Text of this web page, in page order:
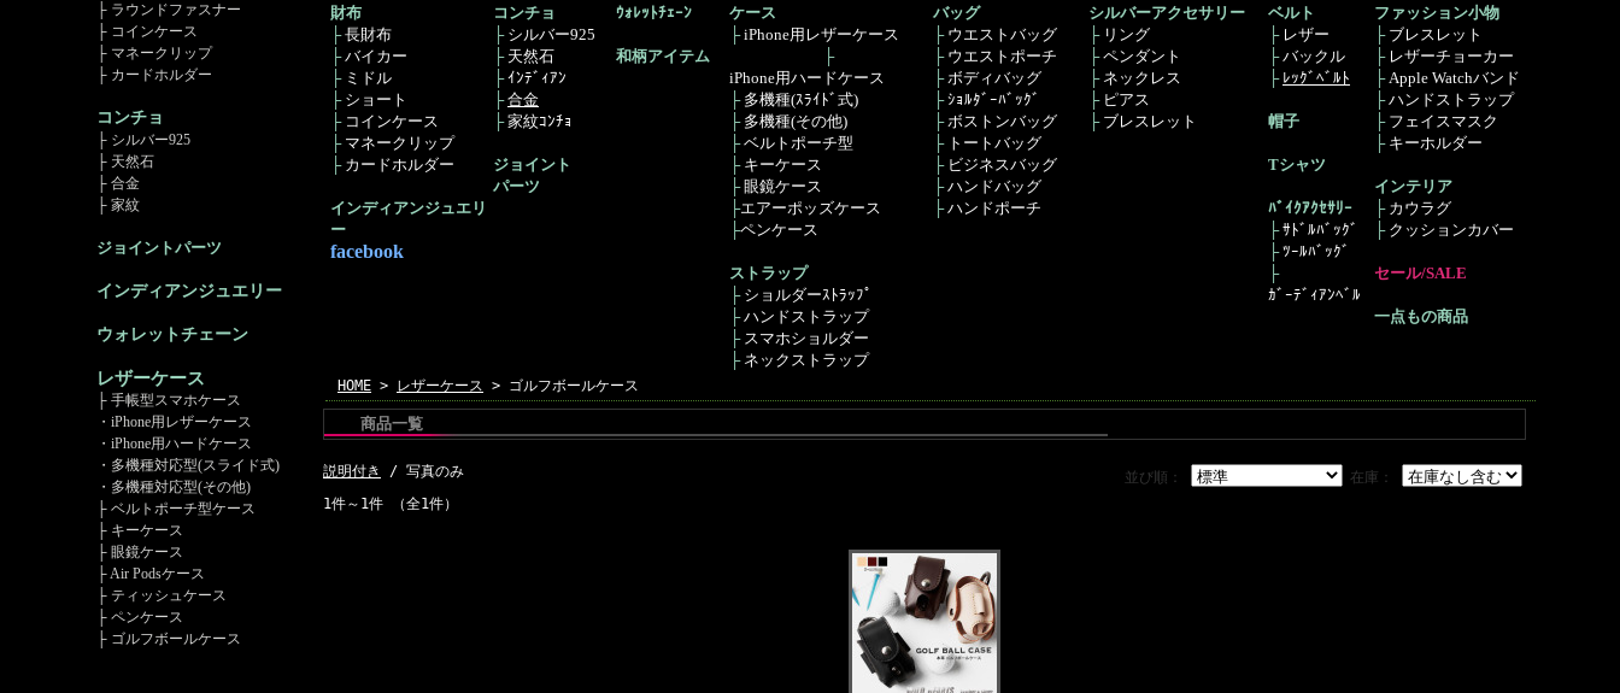
├ ラウンドファスナー
├ コインケース
├ マネークリップ
├ カードホルダー
コンチョ
├ シルバー925
├ 天然石
├ 合金
├ 家紋
ジョイントパーツ
インディアンジュエリー
ウォレットチェーン
レザーケース
├ 手帳型スマホケース
・iPhone用レザーケース
・iPhone用ハードケース
・多機種対応型(スライド式)
・多機種対応型(その他)
├ ベルトポーチ型ケース
├ キーケース
├ 眼鏡ケース
├ Air Podsケース
├ ティッシュケース
├ ペンケース
├ ゴルフボールケース
財布
├長財布
├バイカー
├ ミドル
├ ショート
├ コインケース
├ マネークリップ
├ カードホルダー
インディアンジュエリ
ー
facebook
コンチョ
├ シルバー925
├ 天然石
├ｲﾝﾃﾞｨｱﾝ
├合金
├家紋ｺﾝﾁｮ
ジョイント
パーツ
ｳｫﾚｯﾄﾁｪｰﾝ
和柄アイテム
ケース
├iPhone用レザーケース
├
iPhone用ハードケース
├ 多機種(ｽﾗｲﾄﾞ式)
├ 多機種(その他)
├ベルトポーチ型
├ キーケース
├ 眼鏡ケース
├エアーポッズケース
├ペンケース
ストラップ
├ ショルダーｽﾄﾗｯﾌﾟ
├ハンドストラップ
├ スマホショルダー
├ ネックストラップ
バッグ
├ ウエストバッグ
├ ウエストポーチ
├ボディバッグ
├ｼｮﾙﾀﾞｰﾊﾞｯｸﾞ
├ボストンバッグ
├ トートバッグ
├ ビジネスバッグ
├ハンドバッグ
├ハンドポーチ
シルバーアクセサリー
├ リング
├ペンダント
├ ネックレス
├ ピアス
├ ブレスレット
ベルト
├ レザー
├バックル
├ ﾚｯｸﾞﾍﾞﾙﾄ
帽子
Tシャツ
ﾊﾞｲｸｱｸｾｻﾘｰ
├ｻﾄﾞﾙﾊﾞｯｸﾞ
├ﾂｰﾙﾊﾞｯｸﾞ
├
ｶﾞｰﾃﾞｨｱﾝﾍﾞﾙ
ファッション小物
├ ブレスレット
├ レザーチョーカー
├Apple Watchバンド
├ハンドストラップ
├ フェイスマスク
├ キーホルダー
インテリア
├ カウラグ
├ クッションカバー
セール/SALE
一点もの商品
HOME > レザーケース > ゴルフボールケース
商品一覧
在庫：
並び順：
説明付き
/ 写真のみ
1件～1件 （全1件）